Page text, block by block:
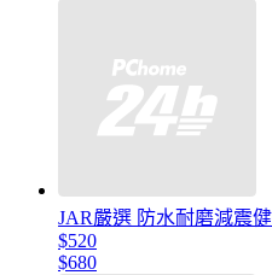
JAR嚴選 防水耐磨減震
$520
$680